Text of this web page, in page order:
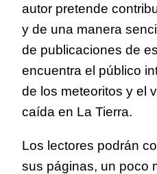
autor pretende
y de una manera
de publicaciones de
encuentra el público
de los meteoritos y el
caída en La Tierra.
Los lectores podrán
sus páginas, un poco